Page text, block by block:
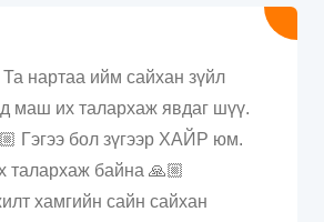
нартаа ийм сайхан зүйл
маш их талархаж явдаг шүү.
Гэгээ бол зүгээр ХАЙР юм.
талархаж байна 🙏🏼
хамгийн сайн сайхан